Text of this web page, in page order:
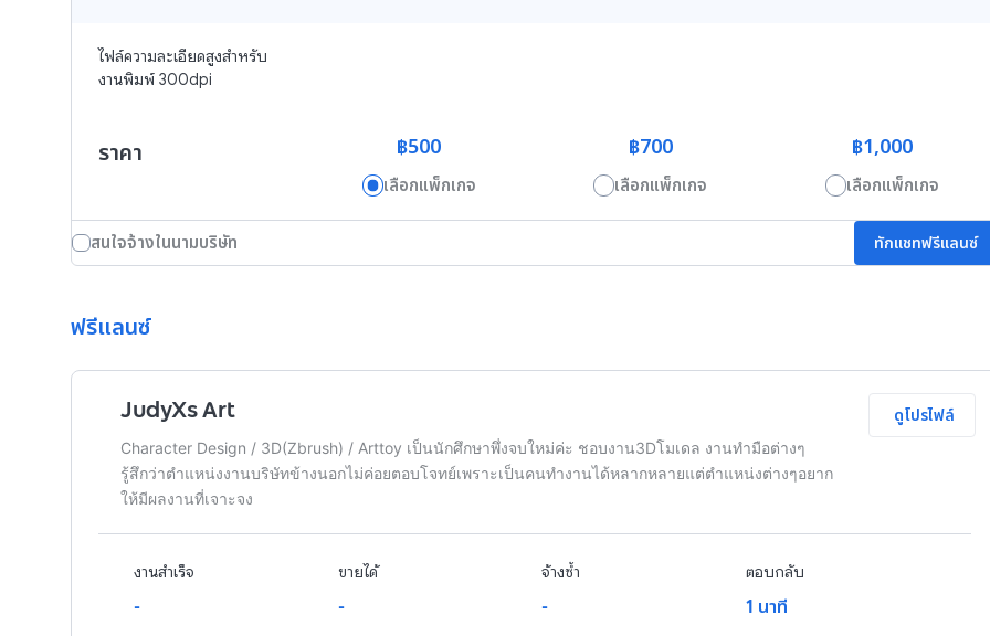
ไฟล์ความละเอียดสูงสำหรับ
งานพิมพ์ 300dpi
ราคา ฿500
เลือกแพ็กเกจ
฿700
เลือกแพ็กเกจ
฿1,000
เลือกแพ็กเกจ
สนใจจ้างในนามบริษัท ทักแชทฟรีแลนซ์
ฟรีแลนซ์
JudyXs Art
Character Design / 3D(Zbrush) / Arttoy เป็นนักศึกษาพึ่งจบใหม่ค่ะ ชอบงาน3Dโมเดล งานทำมือต่างๆ
รู้สึกว่าตำแหน่งงานบริษัทข้างนอกไม่ค่อยตอบโจทย์เพราะเป็นคนทำงานได้หลากหลายแต่ตำแหน่งต่างๆอยาก
ให้มีผลงานที่เจาะจง
ดูโปรไฟล์
งานสำเร็จ
-
ขายได้
-
จ้างซ้ำ
-
ตอบกลับ
1 นาที